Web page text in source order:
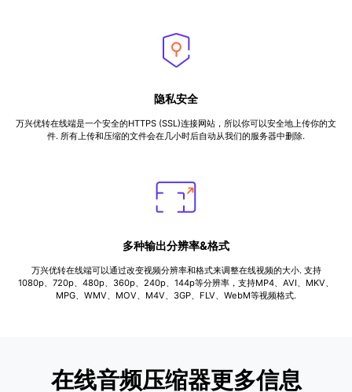
隐私安全
万兴优转在线端是一个安全的HTTPS (SSL)连接网站，所以你可以安全地上传你的文
件. 所有上传和压缩的文件会在几小时后自动从我们的服务器中删除.
多种输出分辨率&格式
万兴优转在线端可以通过改变视频分辨率和格式来调整在线视频的大小. 支持
1080p、720p、480p、360p、240p、144p等分辨率，支持MP4、AVI、MKV、
MPG、WMV、MOV、M4V、3GP、FLV、WebM等视频格式.
在线音频压缩器更多信息